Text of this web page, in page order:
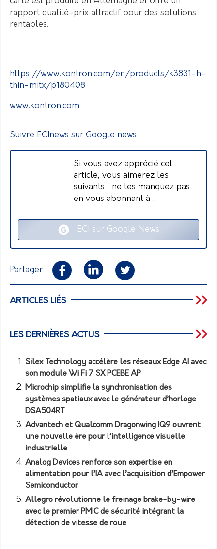
rapport qualité-prix attractif pour des solutions
rentables.
https://www.kontron.com/en/products/k3831-h-
thin-mitx/p180408
www.kontron.com
Suivre ECInews sur Google news
Si vous avez apprécié cet
article, vous aimerez les
suivants : ne les manquez pas
en vous abonnant à :
ECI sur Google News
Partager:
ARTICLES LIÉS
LES DERNIÈRES ACTUS
Silex Technology accélère les réseaux Edge AI avec
son module Wi Fi 7 SX PCEBE AP
Microchip simplifie la synchronisation des
systèmes spatiaux avec le générateur d’horloge
DSA504RT
Advantech et Qualcomm Dragonwing IQ9 ouvrent
une nouvelle ère pour l’intelligence visuelle
industrielle
Analog Devices renforce son expertise en
alimentation pour l’IA avec l’acquisition d’Empower
Semiconductor
Allegro révolutionne le freinage brake-by-wire
avec le premier PMIC de sécurité intégrant la
détection de vitesse de roue